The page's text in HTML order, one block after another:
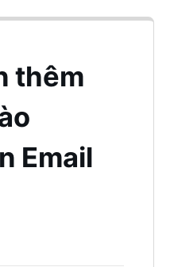
thêm
Email